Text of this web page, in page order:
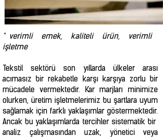
" verimli emek, kaliteli ürün, verimli
işletme
Tekstil sektörü son yıllarda ülkeler arası
acımasız bir rekabetle karşı karşıya zorlu bir
mücadele vermektedir. Kar marjları minimize
olurken, üretim işletmelerimiz bu şartlara uyum
sağlamak için farklı yaklaşımlar göstermektedir.
Ancak bu yaklaşımlarda tercihler sistematik bir
analiz çalışmasından uzak, yönetici veya